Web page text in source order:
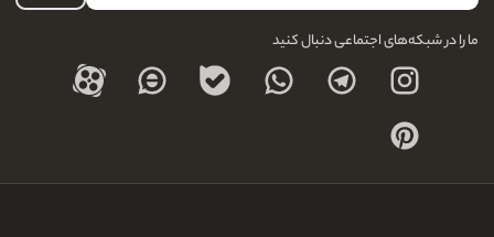
ما را در شبکه‌های اجتماعی دنبال کنید